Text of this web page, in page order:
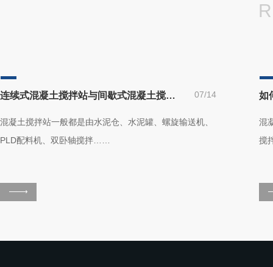
07/14
连续式混凝土搅拌站与间歇式混凝土搅拌站有什么区别？
混凝土搅拌站一般都是由水泥仓、水泥罐、螺旋输送机、
PLD配料机、双卧轴搅拌……
如
混
搅